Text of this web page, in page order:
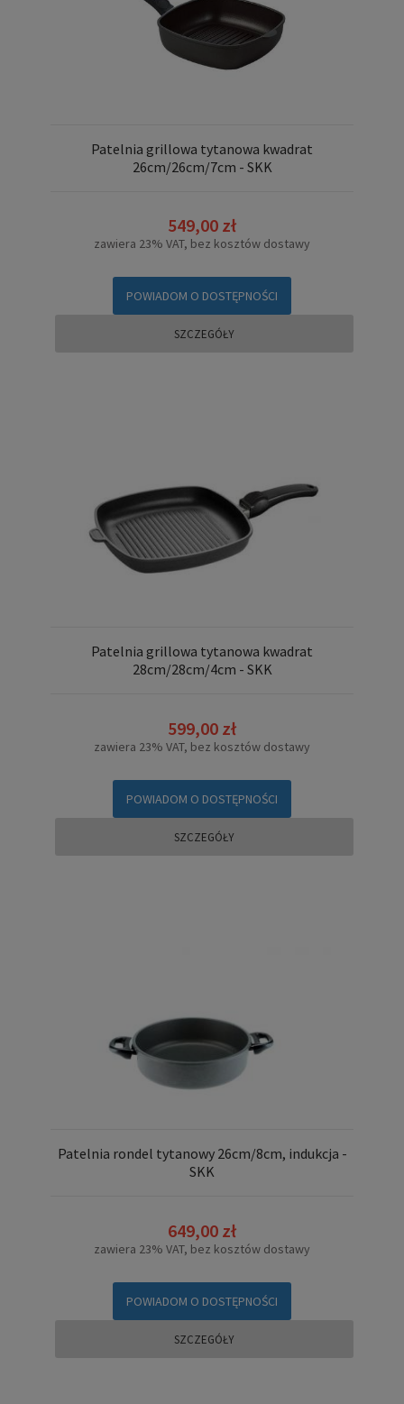
Patelnia grillowa tytanowa kwadrat
26cm/26cm/7cm - SKK
549,00 zł
zawiera 23% VAT, bez kosztów dostawy
POWIADOM O DOSTĘPNOŚCI
SZCZEGÓŁY
Patelnia grillowa tytanowa kwadrat
28cm/28cm/4cm - SKK
599,00 zł
zawiera 23% VAT, bez kosztów dostawy
POWIADOM O DOSTĘPNOŚCI
SZCZEGÓŁY
Patelnia rondel tytanowy 26cm/8cm, indukcja -
SKK
649,00 zł
zawiera 23% VAT, bez kosztów dostawy
POWIADOM O DOSTĘPNOŚCI
SZCZEGÓŁY